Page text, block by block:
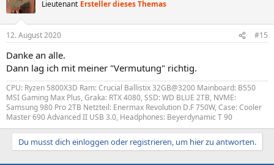
Lieutenant Ersteller dieses Themas
12. August 2020 #15
Danke an alle.
Dann lag ich mit meiner "Vermutung" richtig.
CPU: Ryzen 5800X3D Ram: Crucial Ballistix 32GB@3200 Mainboard: B550
MSI Gaming Max Plus, Graka: RTX 4080, SSD: WD BLUE 2TB, NVME:
Samsung 980 Pro 2TB Netzteil: Enermax Revolution D.F 750W, Case: Cooler
Master 690 Advanced II USB 3.0, Headphones: Beyerdynamic T 90
Du musst dich einloggen oder registrieren, um hier zu antworten.